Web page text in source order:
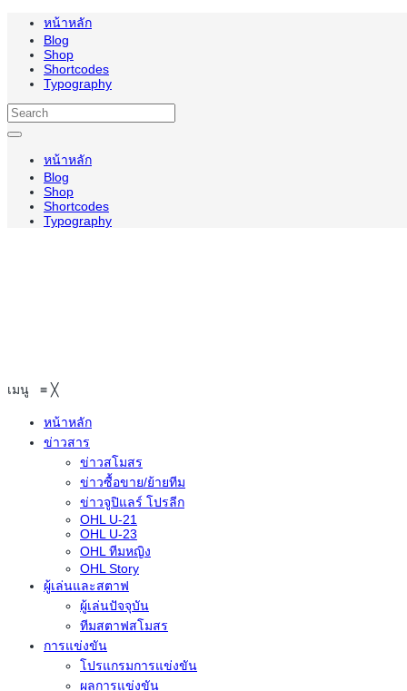
หน้าหลัก
Blog
Shop
Shortcodes
Typography
หน้าหลัก
Blog
Shop
Shortcodes
Typography
เมนู ≡ ╳
หน้าหลัก
ข่าวสาร
ข่าวสโมสร
ข่าวซื้อขาย/ย้ายทีม
ข่าวจูปิแลร์ โปรลีก
OHL U-21
OHL U-23
OHL ทีมหญิง
OHL Story
ผู้เล่นและสตาฟ
ผู้เล่นปัจจุบัน
ทีมสตาฟสโมสร
การแข่งขัน
โปรแกรมการแข่งขัน
ผลการแข่งขัน